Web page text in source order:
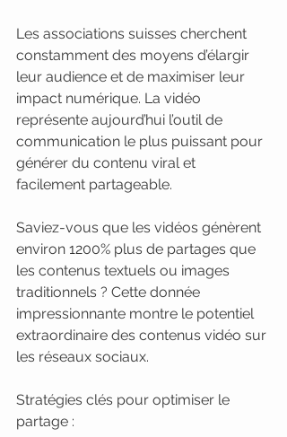
Les associations suisses cherchent
constamment des moyens d’élargir
leur audience et de maximiser leur
impact numérique. La vidéo
représente aujourd’hui l’outil de
communication le plus puissant pour
générer du contenu viral et
facilement partageable.
Saviez-vous que les vidéos génèrent
environ 1200% plus de partages que
les contenus textuels ou images
traditionnels ? Cette donnée
impressionnante montre le potentiel
extraordinaire des contenus vidéo sur
les réseaux sociaux.
Stratégies clés pour optimiser le
partage :